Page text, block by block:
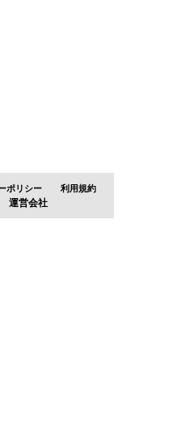
ポリシー 利用規約
運営会社